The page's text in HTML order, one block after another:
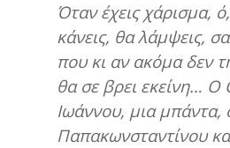
Όταν έχεις χάρισμα,
κάνεις, θα λάμψεις,
που κι αν ακόμα δεν
θα σε βρει εκείνη… Ο
Ιωάννου, μια μπάντα,
Παπακωνσταντίνου